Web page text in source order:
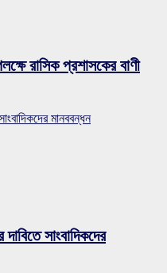
রাসিক প্রশাসকের বাণী
মানববন্ধন
সাংবাদিকদের